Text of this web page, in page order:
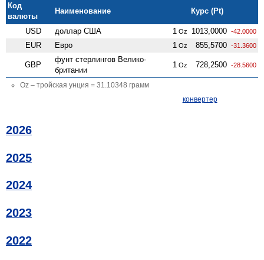
Код
валюты
Наименование Курс (Pt)
USD доллар США 1 Oz 1013,0000 -42.0000
EUR Евро 1 Oz 855,5700 -31.3600
GBP
фунт стерлингов Велико­
британии
1 Oz 728,2500 -28.5600
Oz – тройская унция = 31.10348 грамм
конвертер
2026
2025
2024
2023
2022